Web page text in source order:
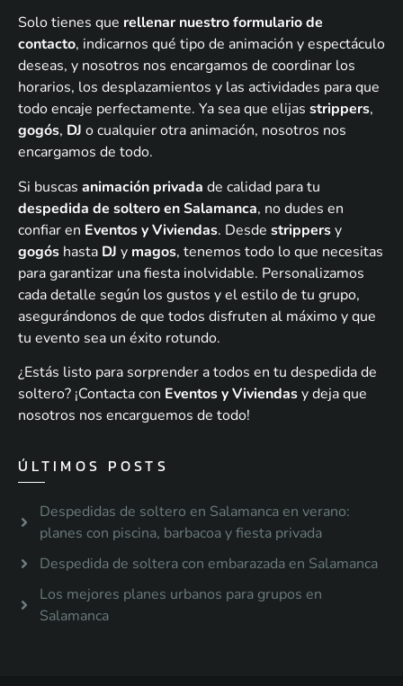
Solo tienes que rellenar nuestro formulario de
contacto, indicarnos qué tipo de animación y espectáculo
deseas, y nosotros nos encargamos de coordinar los
horarios, los desplazamientos y las actividades para que
todo encaje perfectamente. Ya sea que elijas strippers,
gogós, DJ o cualquier otra animación, nosotros nos
encargamos de todo.
Si buscas animación privada de calidad para tu
despedida de soltero en Salamanca, no dudes en
confiar en Eventos y Viviendas. Desde strippersy
gogós hasta DJ y magos, tenemos todo lo que necesitas
para garantizar una fiesta inolvidable. Personalizamos
cada detalle según los gustos y el estilo de tu grupo,
asegurándonos de que todos disfruten al máximo y que
tu evento sea un éxito rotundo.
¿Estás listo para sorprender a todos en tu despedida de
soltero? ¡Contacta con Eventos y Viviendasy deja que
nosotros nos encarguemos de todo!
ÚLTIMOS POSTS
Despedidas de soltero en Salamanca en verano:
planes con piscina, barbacoa y fiesta privada
Despedida de soltera con embarazada en Salamanca
Los mejores planes urbanos para grupos en
Salamanca